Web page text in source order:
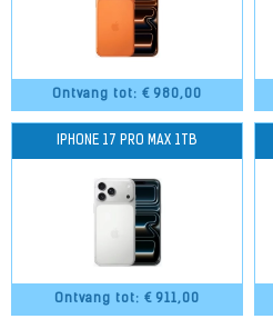
Ontvang tot: € 980,00
Ontvang tot: € 911,00
IPHONE 17 PRO MAX 1TB